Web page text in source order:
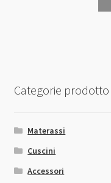
Categorie prodotto
Materassi
Cuscini
Accessori